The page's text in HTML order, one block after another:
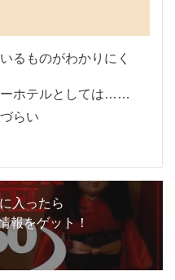
るものがわかりにく
ーホテルとしては……
らい
入ったら
報をゲット！